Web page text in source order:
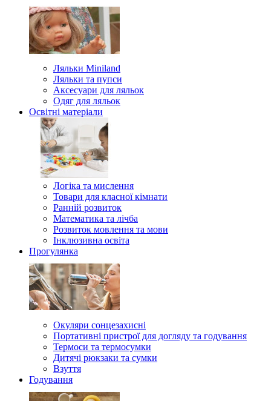
Ляльки Miniland
Ляльки та пупси
Аксесуари для ляльок
Одяг для ляльок
Освітні матеріали
Логіка та мислення
Товари для класної кімнати
Ранній розвиток
Математика та лічба
Розвиток мовлення та мови
Інклюзивна освіта
Прогулянка
Окуляри сонцезахисні
Портативні пристрої для догляду та годування
Термоси та термосумки
Дитячі рюкзаки та сумки
Взуття
Годування